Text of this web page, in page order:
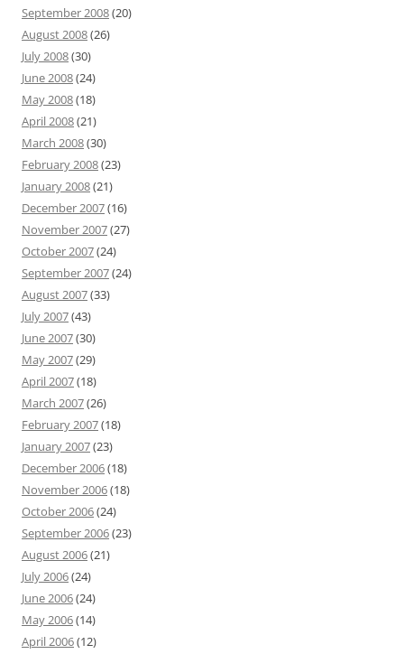
September 2008(20)
August 2008(26)
July 2008(30)
June 2008(24)
May 2008(18)
April 2008(21)
March 2008(30)
February 2008(23)
January 2008(21)
December 2007(16)
November 2007(27)
October 2007(24)
September 2007(24)
August 2007(33)
July 2007(43)
June 2007(30)
May 2007(29)
April 2007(18)
March 2007(26)
February 2007(18)
January 2007(23)
December 2006(18)
November 2006(18)
October 2006(24)
September 2006(23)
August 2006(21)
July 2006(24)
June 2006(24)
May 2006(14)
April 2006(12)